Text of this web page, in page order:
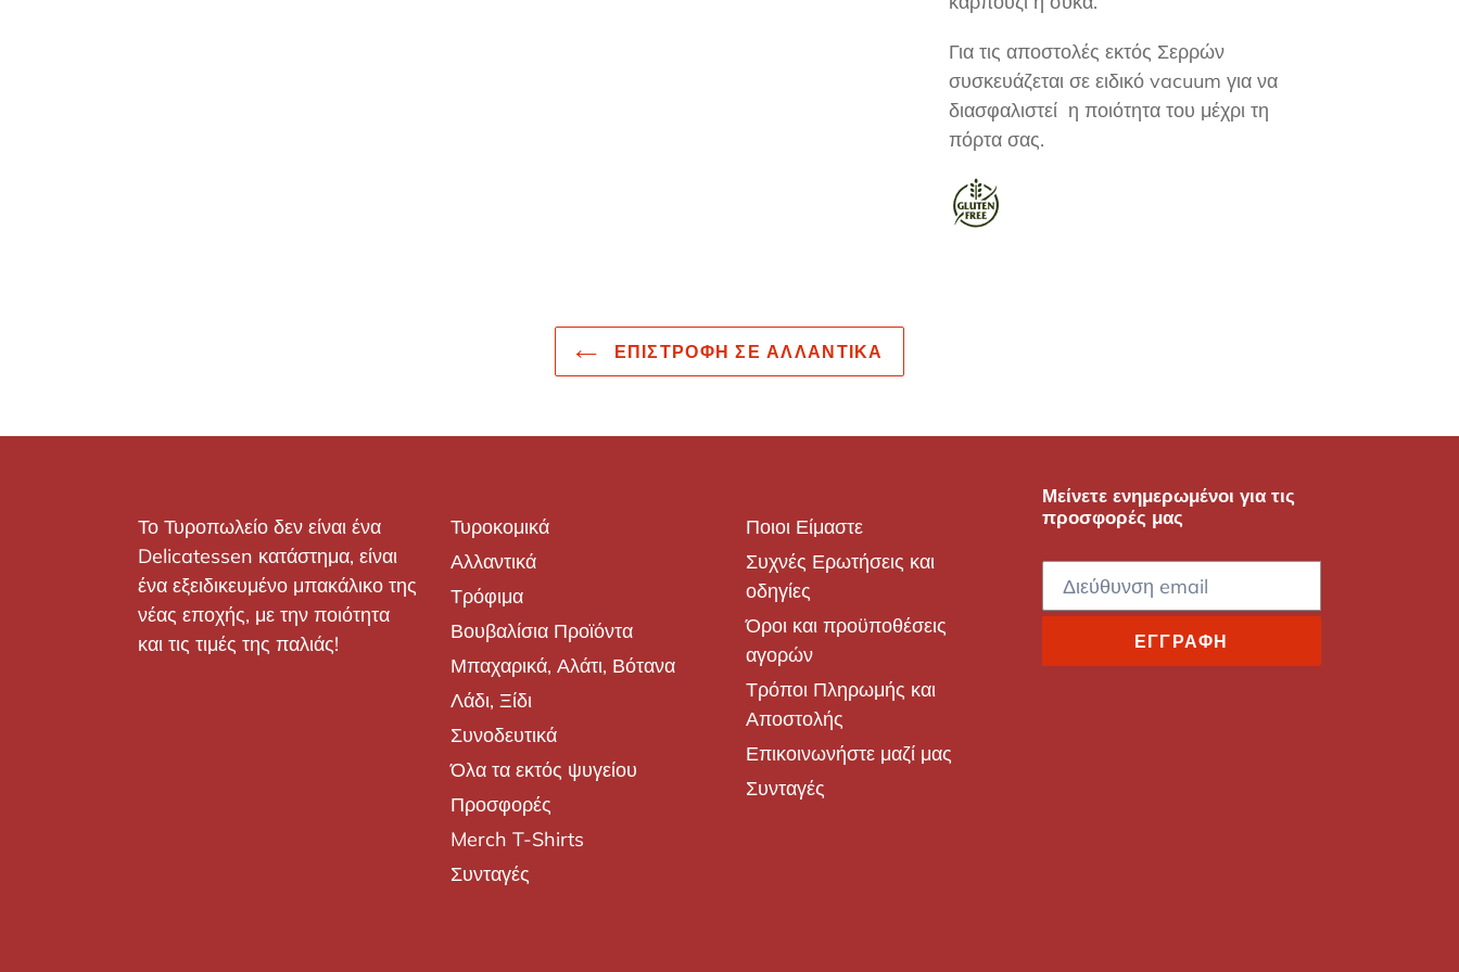
Για τις αποστολές εκτός Σερρών
συσκευάζεται σε ειδικό vacuum για να
διασφαλιστεί η ποιότητα του μέχρι τη
πόρτα σας.
ΕΠΙΣΤΡΟΦΉ ΣΕ ΑΛΛΑΝΤΙΚΆ
Το Τυροπωλείο δεν είναι ένα
Delicatessen κατάστημα, είναι
ένα εξειδικευμένο μπακάλικο της
νέας εποχής, με την ποιότητα
και τις τιμές της παλιάς!
Τυροκομικά
Αλλαντικά
Τρόφιμα
Βουβαλίσια Προϊόντα
Μπαχαρικά, Αλάτι, Βότανα
Λάδι, Ξίδι
Συνοδευτικά
Όλα τα εκτός ψυγείου
Προσφορές
Merch T-Shirts
Συνταγές
Ποιοι Είμαστε
Συχνές Ερωτήσεις και
οδηγίες
Όροι και προϋποθέσεις
αγορών
Τρόποι Πληρωμής και
Αποστολής
Επικοινωνήστε μαζί μας
Συνταγές
Μείνετε ενημερωμένοι για τις
προσφορές μας
ΕΓΓΡΑΦΉ